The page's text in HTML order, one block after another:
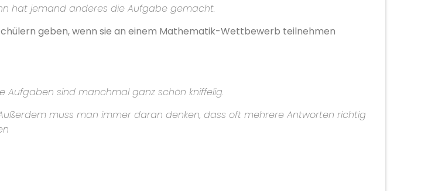
hat jemand anderes die Aufgabe gemacht.
geben, wenn sie an einem Mathematik-Wettbewerb teilnehmen
Aufgaben sind manchmal ganz schön kniffelig.
muss man immer daran denken, dass oft mehrere Antworten richtig